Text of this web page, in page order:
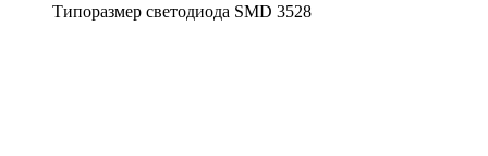
Типоразмер светодиода SMD 3528